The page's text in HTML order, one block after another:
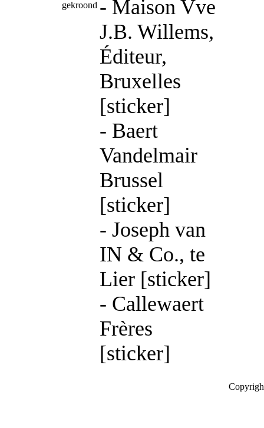
gekroond - Maison Vve
J.B. Willems,
Éditeur,
Bruxelles
[sticker]
- Baert
Vandelmair
Brussel
[sticker]
- Joseph van
IN & Co., te
Lier [sticker]
- Callewaert
Frères
[sticker]